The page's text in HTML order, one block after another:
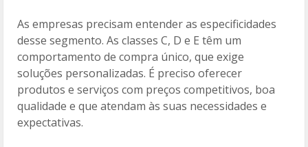
As empresas precisam entender as especificidades
desse segmento. As classes C, D e E têm um
comportamento de compra único, que exige
soluções personalizadas. É preciso oferecer
produtos e serviços com preços competitivos, boa
qualidade e que atendam às suas necessidades e
expectativas.